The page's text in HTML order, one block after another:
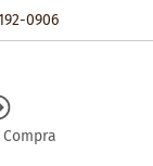
0906